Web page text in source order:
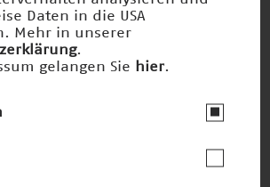
300dpi
Daten in die USA
Mehr in unserer
.
gelangen Sie
hier.